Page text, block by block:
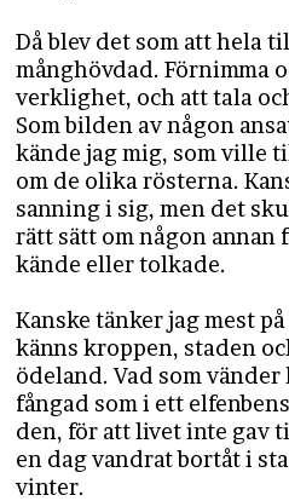
Då blev det som att hela
månghövdad. Förnimma
verklighet, och att tala
Som bilden av någon
kände jag mig, som ville
om de olika rösterna.
sanning i sig, men det
rätt sätt om någon annan
kände eller tolkade.
Kanske tänker jag mest
känns kroppen, staden
ödeland. Vad som vänder
fångad som i ett
den, för att livet inte gav
en dag vandrat bortåt i
vinter.